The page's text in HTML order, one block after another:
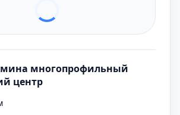
многопрофильный
центр